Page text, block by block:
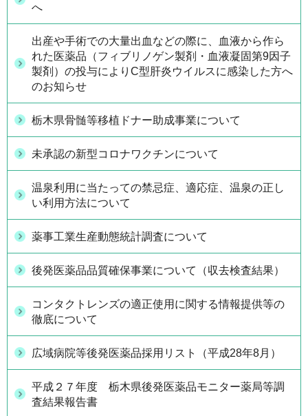
へ
出産や手術での大量出血などの際に、血液から作ら
れた医薬品（フィブリノゲン製剤・血液凝固第9因子
製剤）の投与によりC型肝炎ウイルスに感染した方へ
のお知らせ
栃木県骨髄等移植ドナー助成事業について
未承認の新型コロナワクチンについて
温泉利用に当たっての禁忌症、適応症、温泉の正し
い利用方法について
薬事工業生産動態統計調査について
後発医薬品品質確保事業について（収去検査結果）
コンタクトレンズの適正使用に関する情報提供等の
徹底について
広域病院等後発医薬品採用リスト（平成28年8月）
平成２７年度 栃木県後発医薬品モニター薬局等調
査結果報告書